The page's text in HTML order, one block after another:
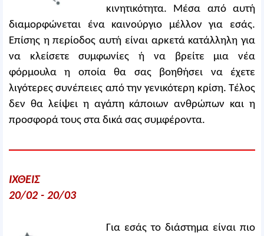
κινητικότητα. Μέσα από αυτή
διαμορφώνεται ένα καινούργιο μέλλον για εσάς.
Επίσης η περίοδος αυτή είναι αρκετά κατάλληλη για
να κλείσετε συμφωνίες ή να βρείτε μια νέα
φόρμουλα η οποία θα σας βοηθήσει να έχετε
λιγότερες συνέπειες από την γενικότερη κρίση. Τέλος
δεν θα λείψει η αγάπη κάποιων ανθρώπων και η
προσφορά τους στα δικά σας συμφέροντα.
ΙΧΘΕΙΣ
20/02 - 20/03
Για εσάς το διάστημα είναι πιο